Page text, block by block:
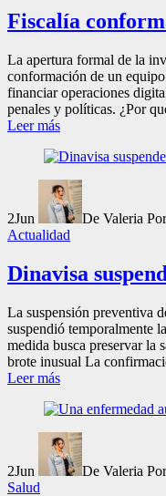
Fiscalía
La apertura formal de la
conformación de un
financiar operaciones
penales y políticas. ¿Por
Leer más
2Jun De Valeria
Actualidad
Dinavisa
La suspensión preventiva
suspendió temporalmente
medida busca preservar la
brote inusual La
Leer más
2Jun De Valeria
Salud